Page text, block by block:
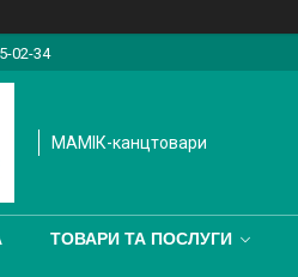
02-34
МАМІК-канцтовари
ТОВАРИ ТА ПОСЛУГИ